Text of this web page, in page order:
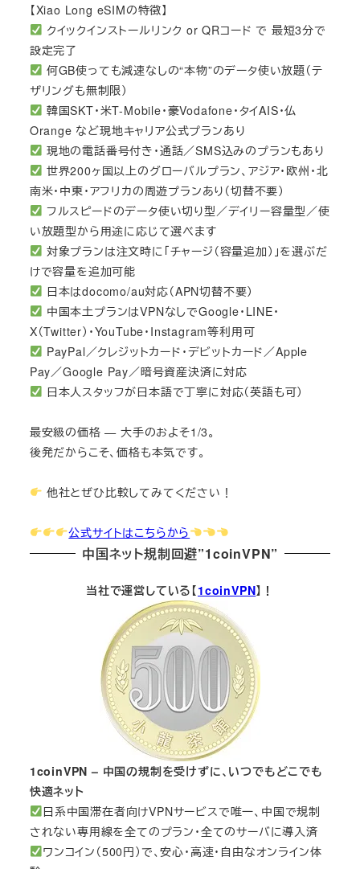
【Xiao Long eSIMの特徴】
クイックインストールリンク or QRコード で 最短3分で
設定完了
何GB使っても減速なしの“本物”のデータ使い放題（テ
ザリングも無制限）
韓国SKT・米T-Mobile・豪Vodafone・タイAIS・仏
Orange など現地キャリア公式プランあり
現地の電話番号付き・通話／SMS込みのプランもあり
世界200ヶ国以上のグローバルプラン、アジア・欧州・北
南米・中東・アフリカの周遊プランあり（切替不要）
フルスピードのデータ使い切り型／デイリー容量型／使
い放題型から用途に応じて選べます
対象プランは注文時に「チャージ（容量追加）」を選ぶだ
けで容量を追加可能
日本はdocomo/au対応（APN切替不要）
中国本土プランはVPNなしでGoogle・LINE・
X（Twitter）・YouTube・Instagram等利用可
PayPal／クレジットカード・デビットカード／Apple
Pay／Google Pay／暗号資産決済に対応
日本人スタッフが日本語で丁寧に対応（英語も可）
最安級の価格 — 大手のおよそ1/3。
後発だからこそ、価格も本気です。
他社とぜひ比較してみてください！
公式サイトはこちらから
中国ネット規制回避”1coinVPN”
当社で運営している【1coinVPN】！
1coinVPN – 中国の規制を受けずに、いつでもどこでも
快適ネット
日系中国滞在者向けVPNサービスで唯一、中国で規制
されない専用線を全てのプラン・全てのサーバに導入済
ワンコイン（500円）で、安心・高速・自由なオンライン体